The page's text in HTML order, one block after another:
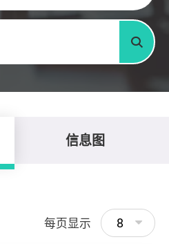
搜寻
信息图
每页显示 8